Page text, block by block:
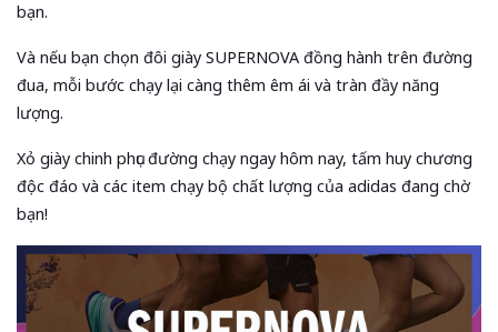
bạn.
Và nếu bạn chọn đôi giày SUPERNOVA đồng hành trên đường
đua, mỗi bước chạy lại càng thêm êm ái và tràn đầy năng
lượng.
Xỏ giày chinh phục đường chạy ngay hôm nay, tấm huy chương
độc đáo và các item chạy bộ chất lượng của adidas đang chờ
bạn!